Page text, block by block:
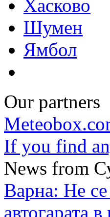
Хасково
Шумен
Ямбол
Our partners
If you find
News from
Варна: Не се
автогарата